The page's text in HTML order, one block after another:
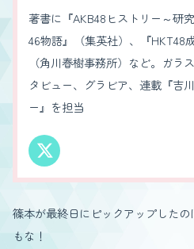
著書に『AKB48ヒストリー～研
46物語』（集英社）、『HKT48
（角川春樹事務所）など。ガラ
タビュー、グラビア、連載『吉
ー』を担当
篠本が最終日にピックアップした
もな！